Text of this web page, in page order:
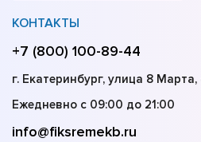
КОНТАКТЫ
+7 (800) 100-89-44
г. Екатеринбург, улица 8 Марта,
Ежедневно с 09:00 до 21:00
info@fiksremekb.ru